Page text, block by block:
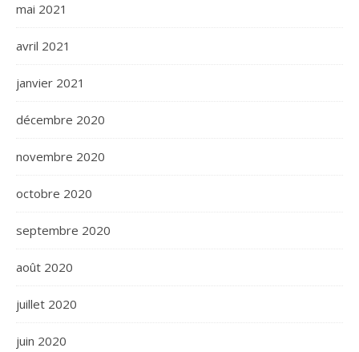
mai 2021
avril 2021
janvier 2021
décembre 2020
novembre 2020
octobre 2020
septembre 2020
août 2020
juillet 2020
juin 2020